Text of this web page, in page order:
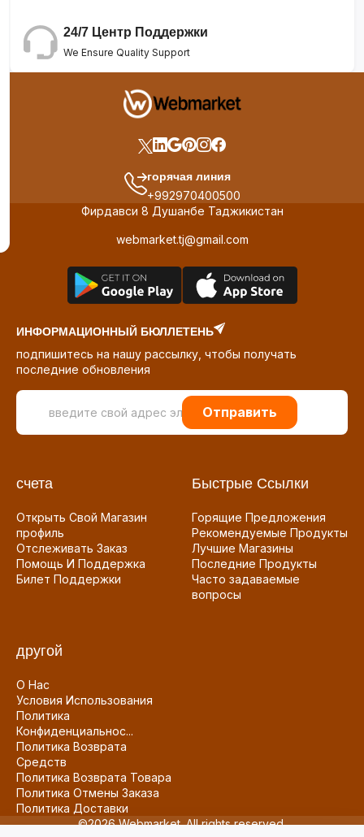
24/7 Центр Поддержки
We Ensure Quality Support
горячая линия
+992970400500
Фирдавси 8 Душанбе Таджикистан
webmarket.tj@gmail.com
ИНФОРМАЦИОННЫЙ БЮЛЛЕТЕНЬ
подпишитесь на нашу рассылку, чтобы получать
последние обновления
Отправить
счета
Открыть Свой Магазин
профиль
Отслеживать Заказ
Помощь И Поддержка
Билет Поддержки
Быстрые Ссылки
Горящие Предложения
Рекомендуемые Продукты
Лучшие Магазины
Последние Продукты
Часто задаваемые
вопросы
другой
О Нас
Условия Использования
Политика
Конфиденциальнос...
Политика Возврата
Средств
Политика Возврата Товара
Политика Отмены Заказа
Политика Доставки
©2026 Webmarket. All rights reserved.